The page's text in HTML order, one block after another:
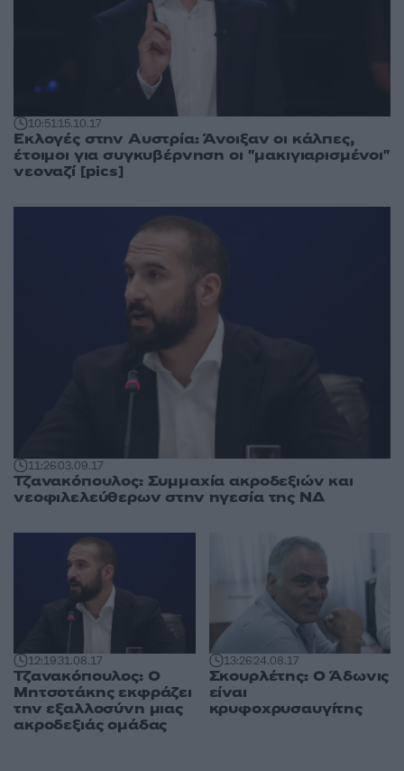
10:5115.10.17
Εκλογές στην Αυστρία: Άνοιξαν οι κάλπες,
έτοιμοι για συγκυβέρνηση οι "μακιγιαρισμένοι"
νεοναζί [pics]
11:2603.09.17
Τζανακόπουλος: Συμμαχία ακροδεξιών και
νεοφιλελεύθερων στην ηγεσία της ΝΔ
12:1931.08.17
Τζανακόπουλος: Ο
Μητσοτάκης εκφράζει
την εξαλλοσύνη μιας
ακροδεξιάς ομάδας
13:2624.08.17
Σκουρλέτης: Ο Άδωνις
είναι
κρυφοχρυσαυγίτης